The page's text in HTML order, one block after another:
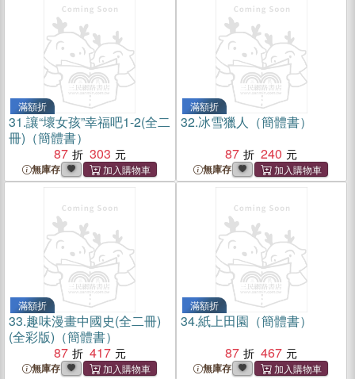
滿額折
31.讓“壞女孩”幸福吧1-2(全二
冊)（簡體書）
87
303
無庫存
滿額折
32.冰雪獵人（簡體書）
87
240
無庫存
滿額折
33.趣味漫畫中國史(全二冊)
(全彩版)（簡體書）
87
417
無庫存
滿額折
34.紙上田園（簡體書）
87
467
無庫存